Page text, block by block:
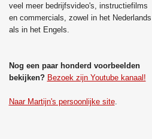
veel meer bedrijfsvideo's, instructiefilms
en commercials, zowel in het Nederlands
als in het Engels.
Nog een paar honderd voorbeelden
bekijken? Bezoek zijn Youtube kanaal!
Naar Martijn's persoonlijke site.